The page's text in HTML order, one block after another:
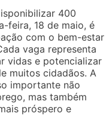
400
feira, 18 de maio, é
com o bem-estar
vaga representa
vidas e potencializar
muitos cidadãos. A
importante não
mas também
próspero e